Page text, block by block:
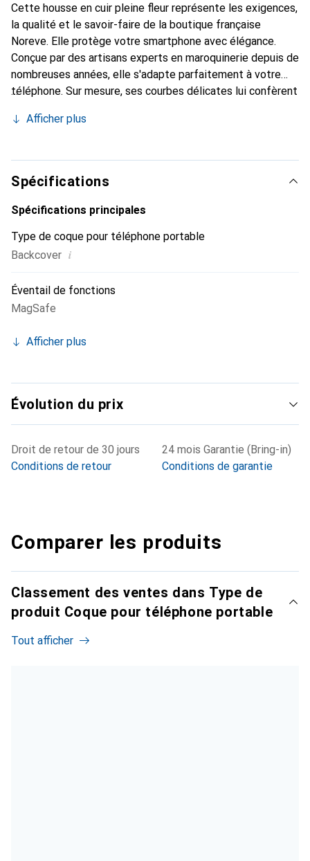
Cette housse en cuir pleine fleur représente les exigences,
la qualité et le savoir-faire de la boutique française
Noreve. Elle protège votre smartphone avec élégance.
Conçue par des artisans experts en maroquinerie depuis de
nombreuses années, elle s'adapte parfaitement à votre
téléphone. Sur mesure, ses courbes délicates lui confèrent
et indispensable pour votre smartphone. Reconnaître
marque Noreve est un choix sûr pour une clientèle
exigeante.
Afficher plus
Spécifications
Spécifications principales
Type de coque pour téléphone portable
Backcover i
Éventail de fonctions
MagSafe
Afficher plus
Évolution du prix
Droit de retour de 30 jours
Conditions de retour
24 mois Garantie (Bring-in)
Conditions de garantie
Comparer les produits
Classement des ventes dans Type de
produit Coque pour téléphone portable
Tout afficher